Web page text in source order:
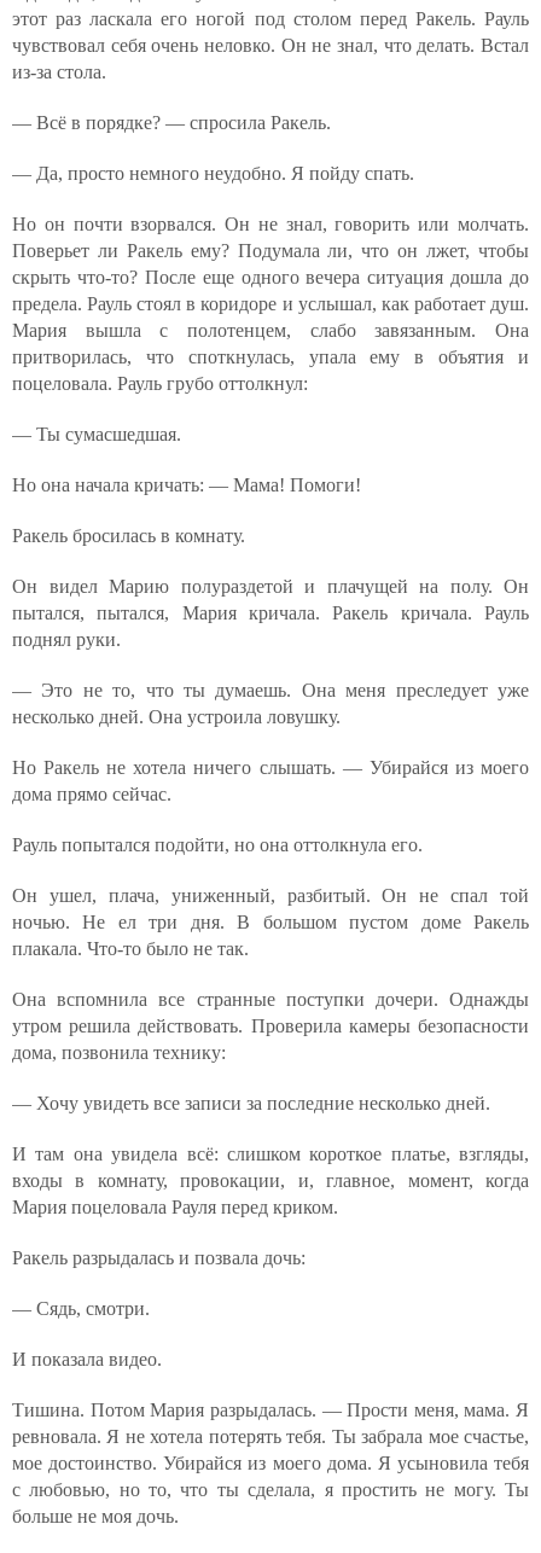
этот раз ласкала его ногой под столом перед Ракель. Рауль
чувствовал себя очень неловко. Он не знал, что делать. Встал
из-за стола.
— Всё в порядке? — спросила Ракель.
— Да, просто немного неудобно. Я пойду спать.
Но он почти взорвался. Он не знал, говорить или молчать.
Поверьет ли Ракель ему? Подумала ли, что он лжет, чтобы
скрыть что-то? После еще одного вечера ситуация дошла до
предела. Рауль стоял в коридоре и услышал, как работает душ.
Мария вышла с полотенцем, слабо завязанным. Она
притворилась, что споткнулась, упала ему в объятия и
поцеловала. Рауль грубо оттолкнул:
— Ты сумасшедшая.
Но она начала кричать: — Мама! Помоги!
Ракель бросилась в комнату.
Он видел Марию полураздетой и плачущей на полу. Он
пытался, пытался, Мария кричала. Ракель кричала. Рауль
поднял руки.
— Это не то, что ты думаешь. Она меня преследует уже
несколько дней. Она устроила ловушку.
Но Ракель не хотела ничего слышать. — Убирайся из моего
дома прямо сейчас.
Рауль попытался подойти, но она оттолкнула его.
Он ушел, плача, униженный, разбитый. Он не спал той
ночью. Не ел три дня. В большом пустом доме Ракель
плакала. Что-то было не так.
Она вспомнила все странные поступки дочери. Однажды
утром решила действовать. Проверила камеры безопасности
дома, позвонила технику:
— Хочу увидеть все записи за последние несколько дней.
И там она увидела всё: слишком короткое платье, взгляды,
входы в комнату, провокации, и, главное, момент, когда
Мария поцеловала Рауля перед криком.
Ракель разрыдалась и позвала дочь:
— Сядь, смотри.
И показала видео.
Тишина. Потом Мария разрыдалась. — Прости меня, мама. Я
ревновала. Я не хотела потерять тебя. Ты забрала мое счастье,
мое достоинство. Убирайся из моего дома. Я усыновила тебя
с любовью, но то, что ты сделала, я простить не могу. Ты
больше не моя дочь.